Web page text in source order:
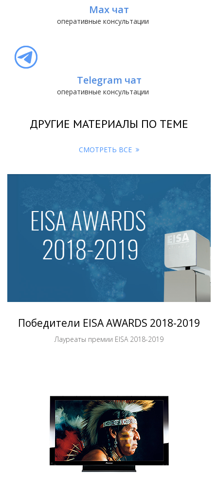
ДРУГИЕ МАТЕРИАЛЫ ПО ТЕМЕ
СМОТРЕТЬ ВСЕ
Победители EISA AWARDS 2018-2019
Лауреаты премии EISA 2018-2019
Max чат
оперативные консультации
Telegram чат
оперативные консультации